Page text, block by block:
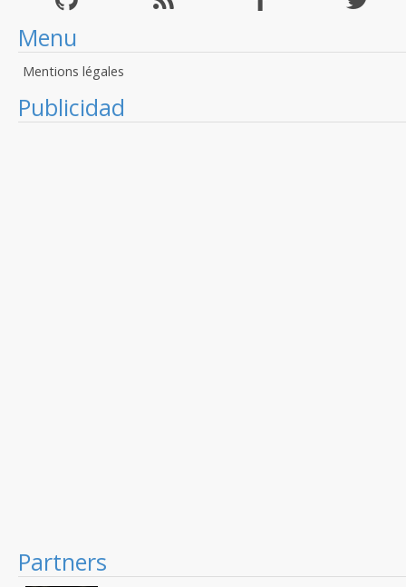
Menu
Mentions légales
Publicidad
Partners